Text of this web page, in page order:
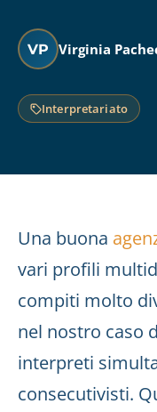
VP Virginia
Interpretariato
Una buona
vari profili
compiti molto
nel nostro caso
interpreti
consecutivisti.